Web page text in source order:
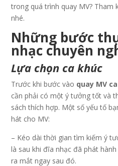
trong quá trình quay MV? Tham
nhé.
Những bước
nhạc chuyên
Lựa chọn ca khúc
Trước khi bước vào quay MV
cần phải có một ý tưởng tốt và
sách thích hợp. Một số yếu tố
hát cho MV:
– Kéo dài thời gian tìm kiếm ý
là sau khi đĩa nhạc đã phát
ra mắt ngay sau đó.